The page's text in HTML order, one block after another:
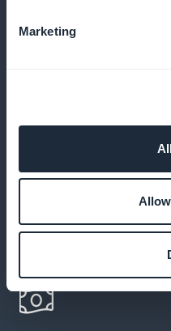
Marketing
Behalten Sie 100%
Abonnements ein
Einfache